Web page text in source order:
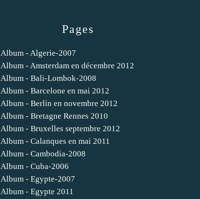
Pages
Album - Algerie-2007
Album - Amsterdam en décembre 2012
Album - Bali-Lombok-2008
Album - Barcelone en mai 2012
Album - Berlin en novembre 2012
Album - Bretagne Rennes 2010
Album - Bruxelles septembre 2012
Album - Calanques en mai 2011
Album - Cambodia-2008
Album - Cuba-2006
Album - Egypte-2007
Album - Egypte 2011